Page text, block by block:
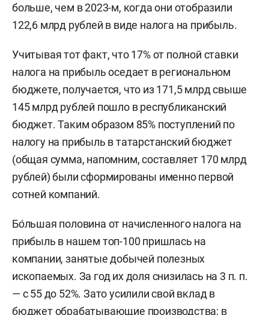
больше, чем в 2023-м, когда они отобразили
122,6 млрд рублей в виде налога на прибыль.
Учитывая тот факт, что 17% от полной ставки
налога на прибыль оседает в региональном
бюджете, получается, что из 171,5 млрд свыше
145 млрд рублей пошло в республиканский
бюджет. Таким образом 85% поступлений по
налогу на прибыль в татарстанский бюджет
(общая сумма, напомним, составляет 170 млрд
рублей) были сформированы именно первой
сотней компаний.
Бо́льшая половина от начисленного налога на
прибыль в нашем топ-100 пришлась на
компании, занятые добычей полезных
ископаемых. За год их доля снизилась на 3 п. п.
— с 55 до 52%. Зато усилили свой вклад в
бюджет обрабатывающие производства: в